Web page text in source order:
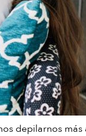
depilarnos